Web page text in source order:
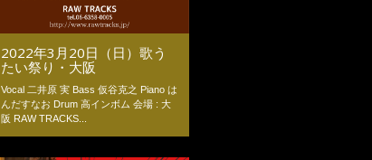
2022年3月20日（日）歌う
たい祭り・大阪
Vocal 二井原 実 Bass 仮谷克之 Piano は
んだすなお Drum 高インボム 会場 : 大
阪 RAW TRACKS...